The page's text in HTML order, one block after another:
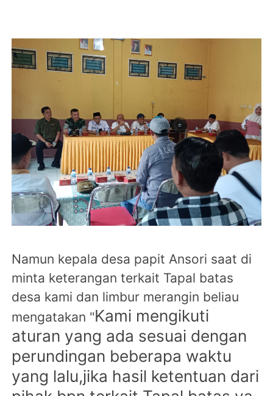
Namun kepala desa papit Ansori saat di
minta keterangan terkait Tapal batas
desa kami dan limbur merangin beliau
mengatakan "Kami mengikuti
aturan yang ada sesuai dengan
perundingan beberapa waktu
yang lalu,jika hasil ketentuan dari